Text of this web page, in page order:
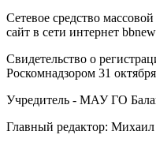
Сетевое средство
сайт в сети интернет
Свидетельство о
Роскомнадзором 31
Учредитель - МАУ ГО
Главный редактор: